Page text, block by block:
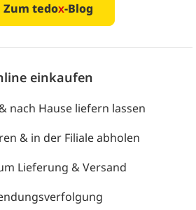
Zum tedox-Blog
einkaufen
nach Hause liefern lassen
& in der Filiale abholen
Lieferung & Versand